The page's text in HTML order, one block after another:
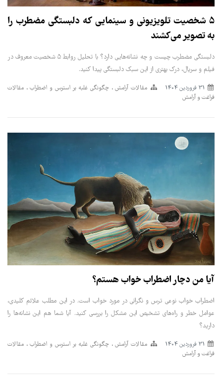
۵ شخصیت تلویزیونی و سینمایی که دلبستگی مضطرب را
به تصویر می‌کشند
دلبستگی مضطرب چیست و چه نشانه‌هایی دارد؟ با تحلیل روابط ۵ شخصیت معروف در
فیلم و سریال، درک بهتری از این سبک دلبستگی پیدا کنید.
مقالات آرامش چگونگی غلبه بر استرس و اضطراب مقالات
فراغت و آرامش
آیا من دچار اضطراب خواب هستم؟
اضطراب خواب نوعی ترس و نگرانی در مورد خواب است. در این مطلب علائم کلیدی،
عوامل خطر و راه‌های تشخیص این مشکل را بررسی کنید. آیا شما هم این نشانه‌ها را
دارید؟
مقالات آرامش چگونگی غلبه بر استرس و اضطراب مقالات
فراغت و آرامش